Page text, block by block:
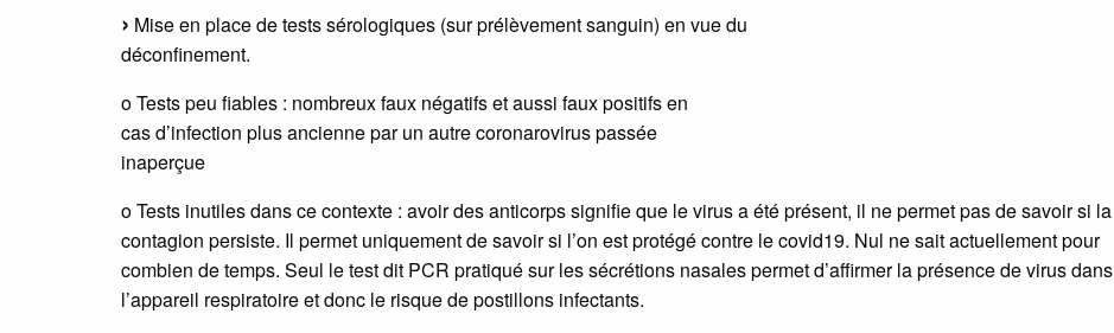
Mise en place de tests sérologiques (sur prélèvement sanguin) en vue du
déconfinement.
o Tests peu fiables : nombreux faux négatifs et aussi faux positifs en
cas d’infection plus ancienne par un autre coronarovirus passée
inaperçue
o Tests inutiles dans ce contexte : avoir des anticorps signifie que le virus a été présent, il ne permet pas de savoir si la
contagion persiste. Il permet uniquement de savoir si l’on est protégé contre le covid19. Nul ne sait actuellement pour
combien de temps. Seul le test dit PCR pratiqué sur les sécrétions nasales permet d’affirmer la présence de virus dans
l’appareil respiratoire et donc le risque de postillons infectants.